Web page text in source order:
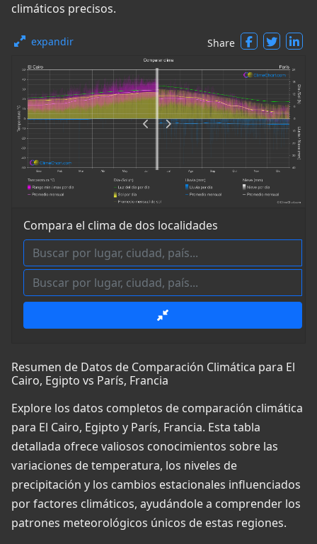
climáticos precisos.
expandir Share
Compara el clima de dos localidades
Resumen de Datos de Comparación Climática para El
Cairo, Egipto vs París, Francia
Explore los datos completos de comparación climática
para El Cairo, Egipto y París, Francia. Esta tabla
detallada ofrece valiosos conocimientos sobre las
variaciones de temperatura, los niveles de
precipitación y los cambios estacionales influenciados
por factores climáticos, ayudándole a comprender los
patrones meteorológicos únicos de estas regiones.